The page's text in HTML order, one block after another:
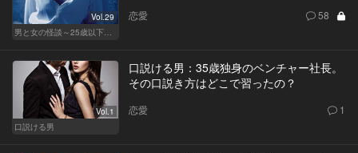
Vol.29
男と女の怪談～25歳以下閲覧禁止～
恋愛 58
Vol.1
口説ける男
口説ける男：35歳独身のベンチャー社長。
その口説き方はどこで習ったの？
恋愛 1